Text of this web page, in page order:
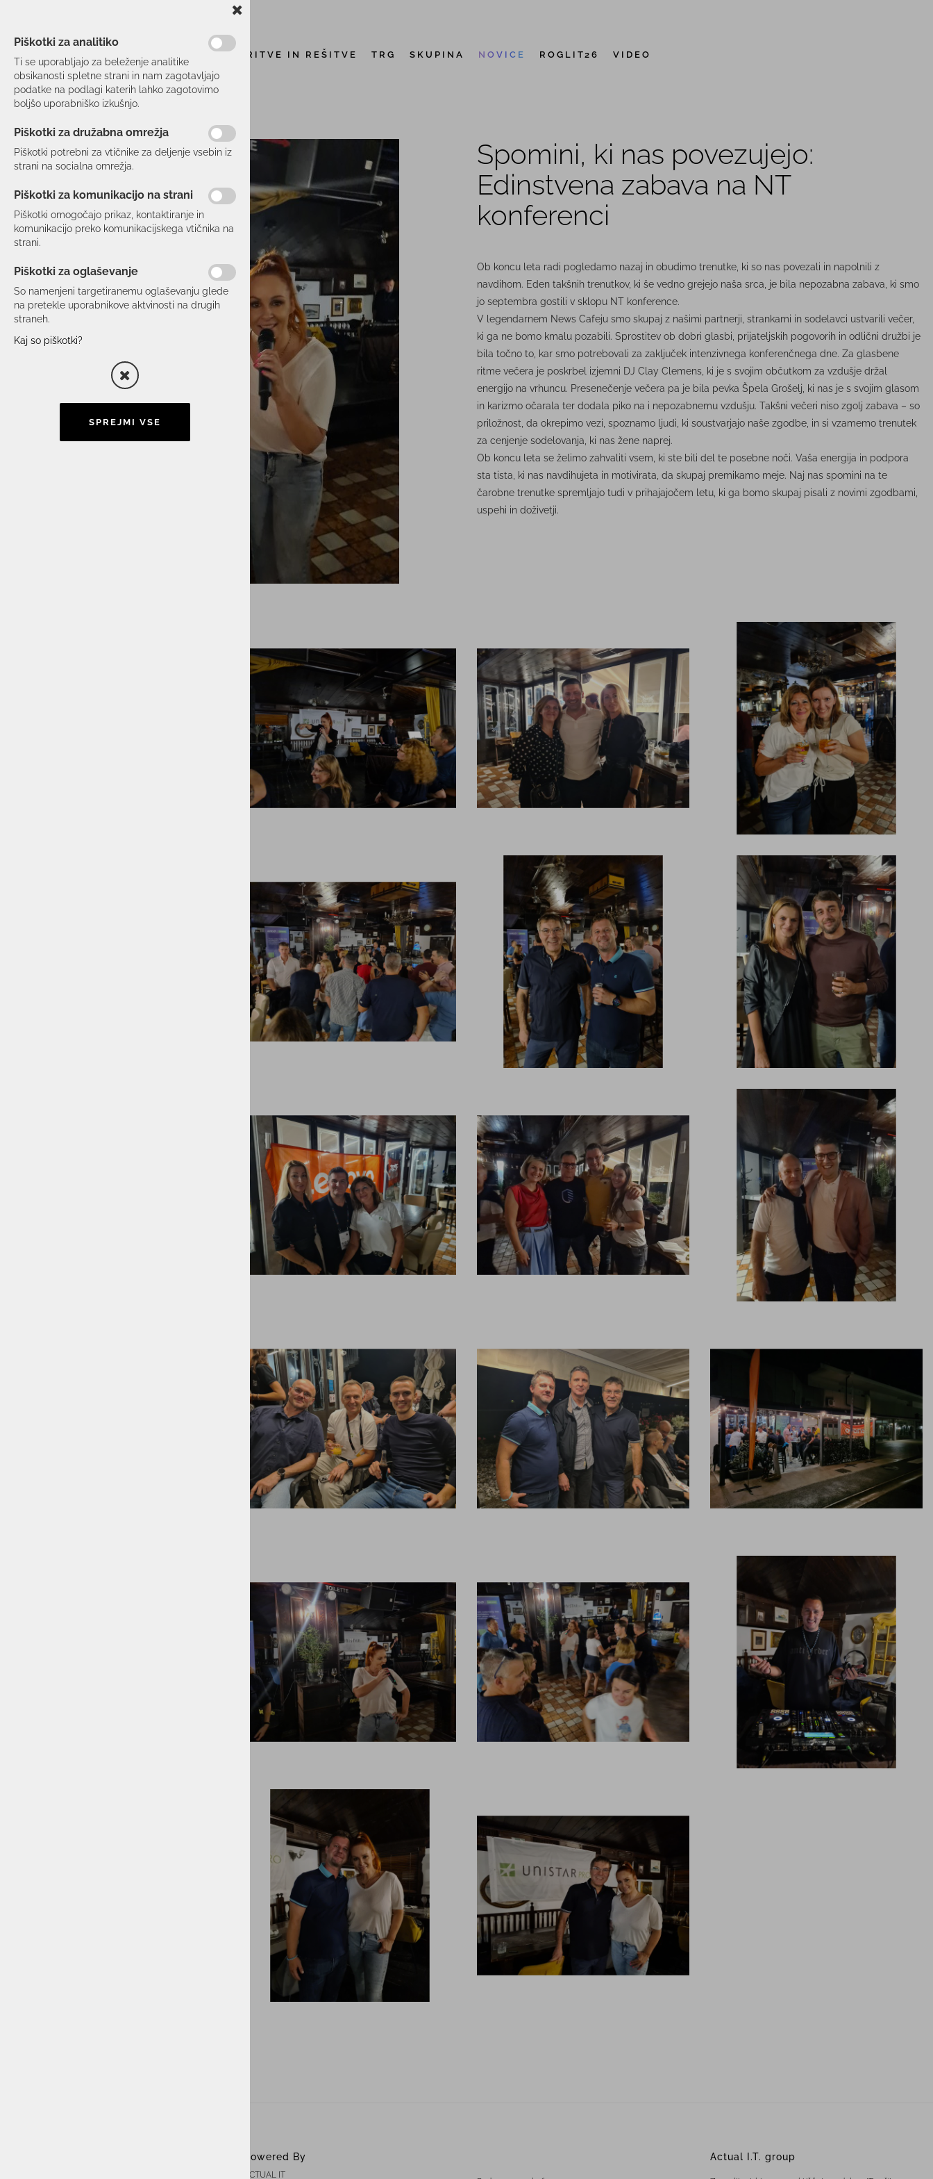
STORITVE IN REŠITVE TRG SKUPINA NOVICE ROGLIT26 VIDEO
Spomini, ki nas povezujejo:
Edinstvena zabava na NT
konferenci
Ob koncu leta radi pogledamo nazaj in obudimo trenutke, ki so nas povezali in napolnili z
navdihom. Eden takšnih trenutkov, ki še vedno grejejo naša srca, je bila nepozabna zabava, ki smo
jo septembra gostili v sklopu NT konference.
V legendarnem News Cafeju smo skupaj z našimi partnerji, strankami in sodelavci ustvarili večer,
ki ga ne bomo kmalu pozabili. Sprostitev ob dobri glasbi, prijateljskih pogovorih in odlični družbi je
bila točno to, kar smo potrebovali za zaključek intenzivnega konferenčnega dne. Za glasbene
ritme večera je poskrbel izjemni DJ Clay Clemens, ki je s svojim občutkom za vzdušje držal
energijo na vrhuncu. Presenečenje večera pa je bila pevka Špela Grošelj, ki nas je s svojim glasom
in karizmo očarala ter dodala piko na i nepozabnemu vzdušju. Takšni večeri niso zgolj zabava – so
priložnost, da okrepimo vezi, spoznamo ljudi, ki soustvarjajo naše zgodbe, in si vzamemo trenutek
za cenjenje sodelovanja, ki nas žene naprej.
Ob koncu leta se želimo zahvaliti vsem, ki ste bili del te posebne noči. Vaša energija in podpora
sta tista, ki nas navdihujeta in motivirata, da skupaj premikamo meje. Naj nas spomini na te
čarobne trenutke spremljajo tudi v prihajajočem letu, ki ga bomo skupaj pisali z novimi zgodbami,
uspehi in doživetji.
Powered By
ACTUAL IT
Actual I.T. group
Piškotki za analitiko
Ti se uporabljajo za beleženje analitike
obsikanosti spletne strani in nam zagotavljajo
podatke na podlagi katerih lahko zagotovimo
boljšo uporabniško izkušnjo.
Piškotki za družabna omrežja
Piškotki potrebni za vtičnike za deljenje vsebin iz
strani na socialna omrežja.
Piškotki za komunikacijo na strani
Piškotki omogočajo prikaz, kontaktiranje in
komunikacijo preko komunikacijskega vtičnika na
strani.
Piškotki za oglaševanje
So namenjeni targetiranemu oglaševanju glede
na pretekle uporabnikove aktvinosti na drugih
straneh.
Kaj so piškotki?
SPREJMI VSE